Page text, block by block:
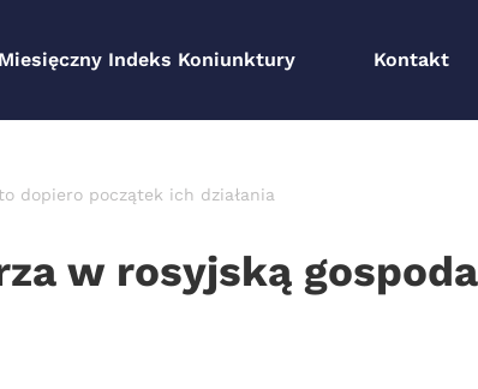
Miesięczny Indeks Koniunktury Kontakt
dopiero początek ich działania
w rosyjską